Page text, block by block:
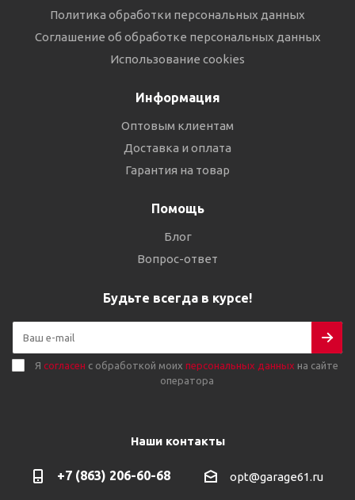
Политика обработки персональных данных
Соглашение об обработке персональных данных
Использование cookies
Информация
Оптовым клиентам
Доставка и оплата
Гарантия на товар
Помощь
Блог
Вопрос-ответ
Будьте всегда в курсе!
Я согласен с обработкой моих персональных данных на сайте
оператора
Наши контакты
+7 (863) 206-60-68 opt@garage61.ru